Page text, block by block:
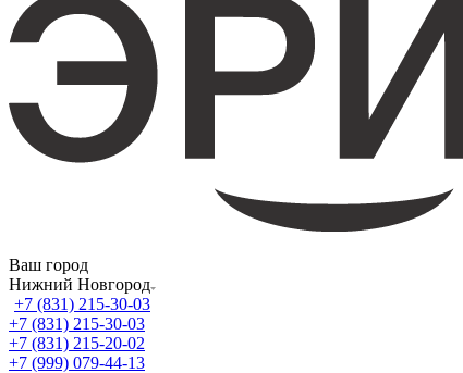
Ваш город
Нижний Новгород
+7 (831) 215-30-03
+7 (831) 215-30-03
+7 (831) 215-20-02
+7 (999) 079-44-13